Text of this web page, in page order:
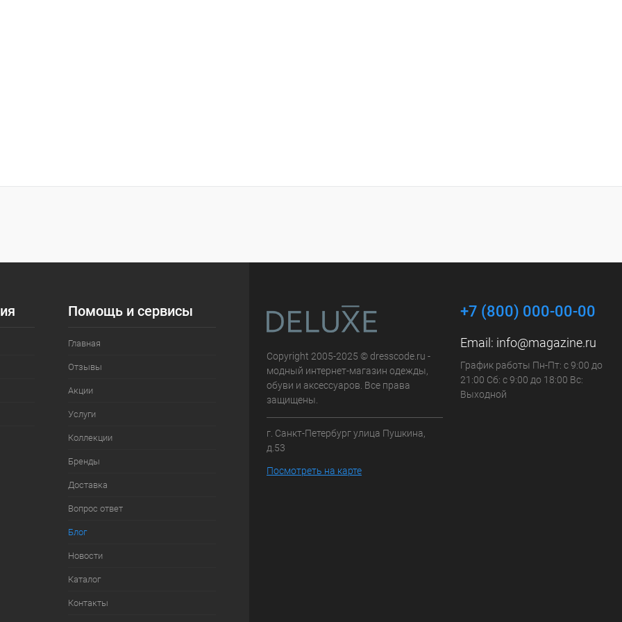
Помощь и сервисы
Главная
Отзывы
Акции
Услуги
Коллекции
Бренды
Доставка
Вопрос ответ
Блог
Новости
Каталог
Контакты
Copyright 2005-2025 © dresscode.ru -
модный интернет-магазин одежды,
обуви и аксессуаров. Все права
защищены.
г. Санкт-Петербург улица Пушкина,
д.53
Посмотреть на карте
+7 (800) 000-00-00
Email: info@magazine.ru
График работы Пн-Пт: с 9:00 до
21:00 Сб: с 9:00 до 18:00 Вс:
Выходной